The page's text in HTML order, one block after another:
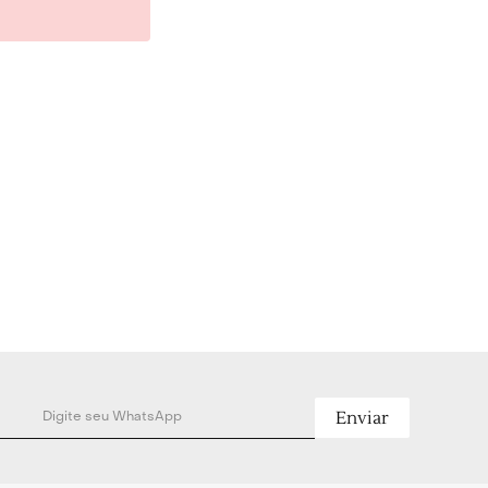
Enviar